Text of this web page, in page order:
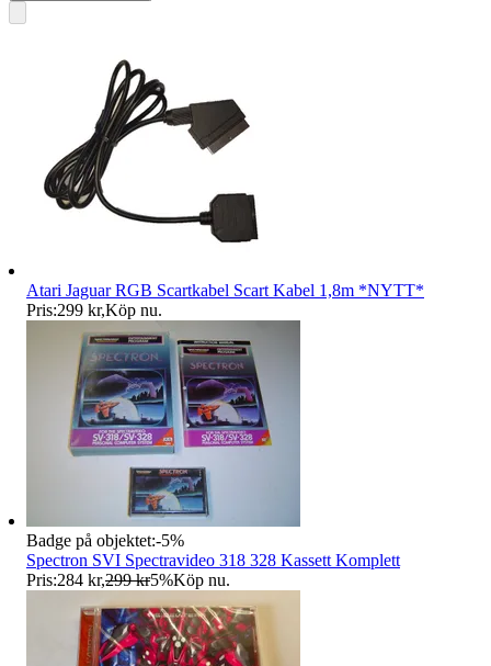
Atari Jaguar RGB Scartkabel Scart Kabel 1,8m *NYTT*
Pris:299 kr,Köp nu.
Badge på objektet:-5%
Spectron SVI Spectravideo 318 328 Kassett Komplett
Pris:284 kr,299 kr5%Köp nu.